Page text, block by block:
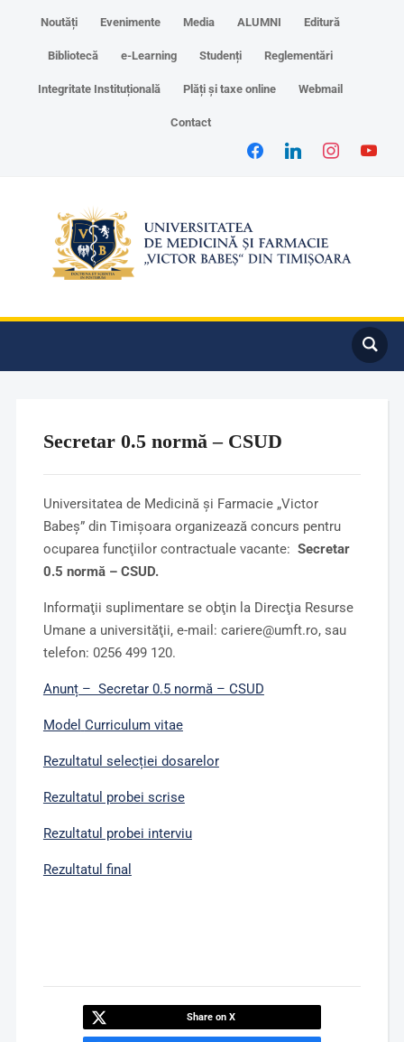
Noutăți Evenimente Media ALUMNI Editură
Bibliotecă e-Learning Studenți Reglementări
Integritate Instituțională Plăți și taxe online Webmail
Contact
Secretar 0.5 normă – CSUD
Universitatea de Medicină şi Farmacie „Victor
Babeş” din Timişoara organizează concurs pentru
ocuparea funcţiilor contractuale vacante: Secretar
0.5 normă – CSUD.
Informaţii suplimentare se obţin la Direcţia Resurse
Umane a universităţii, e-mail: cariere@umft.ro, sau
telefon: 0256 499 120.
Anunț – Secretar 0.5 normă – CSUD
Model Curriculum vitae
Rezultatul selecției dosarelor
Rezultatul probei scrise
Rezultatul probei interviu
Rezultatul final
Share on X